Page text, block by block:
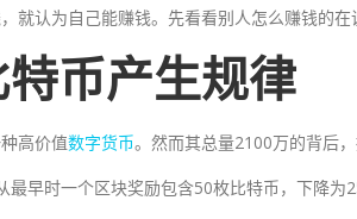
就认为自己能赚钱。先看看别人怎么赚钱的在
币产生规律
高价值数字货币。然而其总量2100万的背后
最早时一个区块奖励包含50枚比特币，下降为